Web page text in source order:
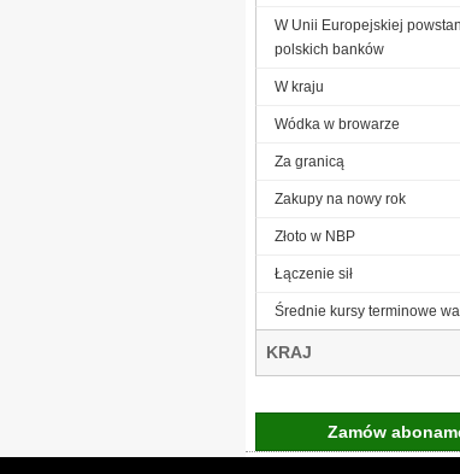
W Unii Europejskiej
polskich banków
W kraju
Wódka w browarze
Za granicą
Zakupy na nowy rok
Złoto w NBP
Łączenie sił
Średnie kursy terminowe
KRAJ
Zamów